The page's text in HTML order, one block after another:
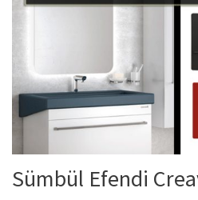
Sümbül Efendi